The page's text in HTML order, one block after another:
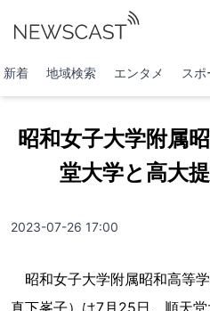
新着 地域検索 エンタメ スポ
昭和女子大学附属
堂大学と高大
2023-07-26 17:00
昭和女子大学附属昭和高等
真下峯子）は7月25日、順天